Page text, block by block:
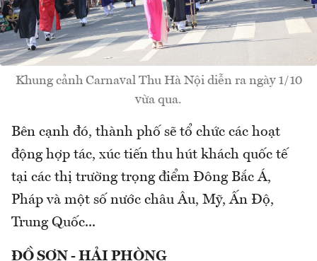
Khung cảnh Carnaval Thu Hà Nội diễn ra ngày 1/10
vừa qua.
Bên cạnh đó, thành phố sẽ tổ chức các hoạt
động hợp tác, xúc tiến thu hút khách quốc tế
tại các thị trường trọng điểm Đông Bắc Á,
Pháp và một số nước châu Âu, Mỹ, Ấn Độ,
Trung Quốc...
ĐỒ SƠN - HẢI PHÒNG